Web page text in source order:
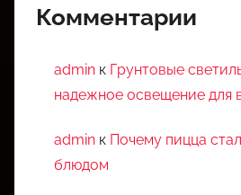
Комментарии
admin к Грунтовые
надежное освещение для
admin к Почему пицца
блюдом